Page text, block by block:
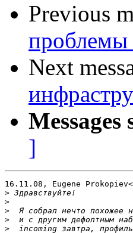
Previous
проблемы
Next
Messages
]
16.11.08, Eugene Prokopiev<
>
>
>
>
>